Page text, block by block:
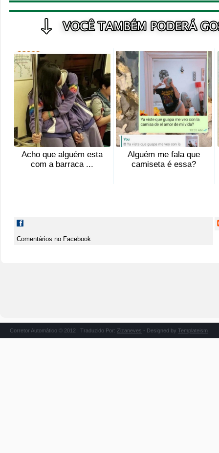
Acho que alguém esta
com a barraca ...
Alguém me fala que
camiseta é essa?
Comentários no Facebook
Corretor Automático © 2012 . Traduzido Por: Zizaneves - Designed by Templateism